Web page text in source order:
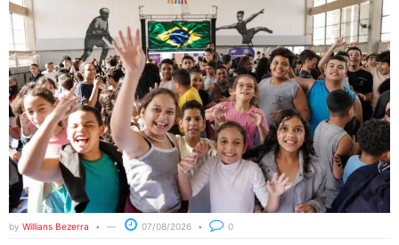
by Willians Bezerra 07/08/2026 0